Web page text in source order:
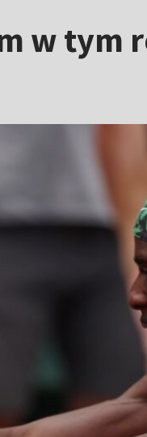
w tym